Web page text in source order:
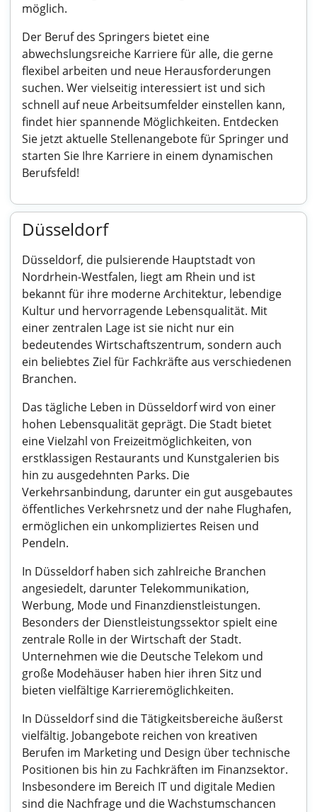
möglich.
Der Beruf des Springers bietet eine
abwechslungsreiche Karriere für alle, die gerne
flexibel arbeiten und neue Herausforderungen
suchen. Wer vielseitig interessiert ist und sich
schnell auf neue Arbeitsumfelder einstellen kann,
findet hier spannende Möglichkeiten. Entdecken
Sie jetzt aktuelle Stellenangebote für Springer und
starten Sie Ihre Karriere in einem dynamischen
Berufsfeld!
Düsseldorf
Düsseldorf, die pulsierende Hauptstadt von
Nordrhein-Westfalen, liegt am Rhein und ist
bekannt für ihre moderne Architektur, lebendige
Kultur und hervorragende Lebensqualität. Mit
einer zentralen Lage ist sie nicht nur ein
bedeutendes Wirtschaftszentrum, sondern auch
ein beliebtes Ziel für Fachkräfte aus verschiedenen
Branchen.
Das tägliche Leben in Düsseldorf wird von einer
hohen Lebensqualität geprägt. Die Stadt bietet
eine Vielzahl von Freizeitmöglichkeiten, von
erstklassigen Restaurants und Kunstgalerien bis
hin zu ausgedehnten Parks. Die
Verkehrsanbindung, darunter ein gut ausgebautes
öffentliches Verkehrsnetz und der nahe Flughafen,
ermöglichen ein unkompliziertes Reisen und
Pendeln.
In Düsseldorf haben sich zahlreiche Branchen
angesiedelt, darunter Telekommunikation,
Werbung, Mode und Finanzdienstleistungen.
Besonders der Dienstleistungssektor spielt eine
zentrale Rolle in der Wirtschaft der Stadt.
Unternehmen wie die Deutsche Telekom und
große Modehäuser haben hier ihren Sitz und
bieten vielfältige Karrieremöglichkeiten.
In Düsseldorf sind die Tätigkeitsbereiche äußerst
vielfältig. Jobangebote reichen von kreativen
Berufen im Marketing und Design über technische
Positionen bis hin zu Fachkräften im Finanzsektor.
Insbesondere im Bereich IT und digitale Medien
sind die Nachfrage und die Wachstumschancen